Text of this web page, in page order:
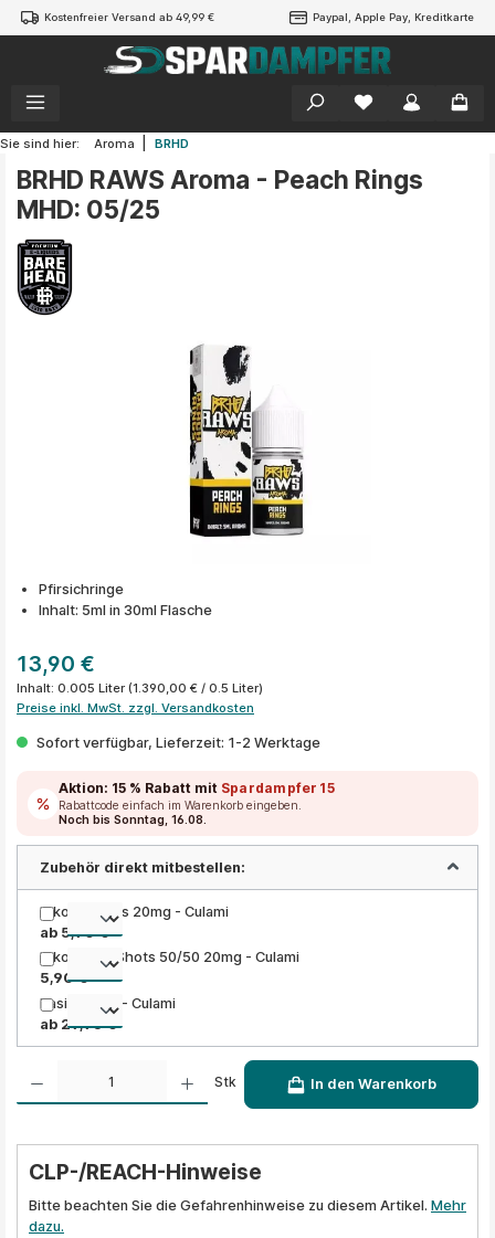
springen
Kostenfreier Versand ab 49,99 € Paypal, Apple Pay, Kreditkarte
Sie sind hier: Aroma BRHD
BRHD RAWS Aroma - Peach Rings
MHD: 05/25
Pfirsichringe
Inhalt: 5ml in 30ml Flasche
13,90 €
Inhalt: 0.005 Liter (1.390,00 € / 0.5 Liter)
Preise inkl. MwSt. zzgl. Versandkosten
Sofort verfügbar, Lieferzeit: 1-2 Werktage
Aktion: 15 % Rabatt mit Spardampfer15
Rabattcode einfach im Warenkorb eingeben.
Noch bis Sonntag, 16.08.
Zubehör direkt mitbestellen:
Nikotin Shots 20mg - Culami
ab 5,90 €
Nikotinsalz Shots 50/50 20mg - Culami
5,90 €
Basis Liquid - Culami
ab 29,95 €
Produkt Anzahl: Gib den gewünschten Wert ein oder benutze die Schaltflächen um die
Stk In den Warenkorb
CLP-/REACH-Hinweise
Bitte beachten Sie die Gefahrenhinweise zu diesem Artikel. Mehr
dazu.